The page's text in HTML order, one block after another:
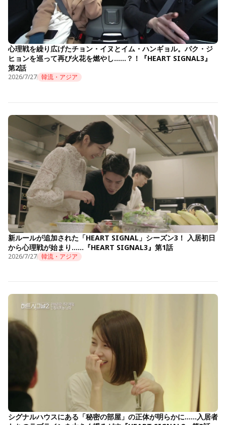
心理戦を繰り広げたチョン・イヌとイム・ハンギョル。パク・ジ
ヒョンを巡って再び火花を燃やし……？！『HEART SIGNAL3』
第2話
2026/7/27 韓流・アジア
新ルールが追加された「HEART SIGNAL」シーズン3！ 入居初日
から心理戦が始まり……『HEART SIGNAL3』第1話
2026/7/27 韓流・アジア
シグナルハウスにある「秘密の部屋」の正体が明らかに……入居者